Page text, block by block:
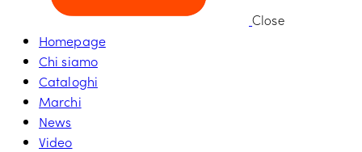
Close
Homepage
Chi siamo
Cataloghi
Marchi
News
Video